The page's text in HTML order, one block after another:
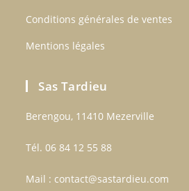
Conditions générales de ventes
Mentions légales
Sas Tardieu
Berengou, 11410 Mezerville
Tél. 06 84 12 55 88
Mail : contact@sastardieu.com